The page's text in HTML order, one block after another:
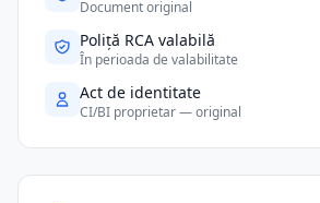
Document original
Poliță RCA valabilă
În perioada de valabilitate
Act de identitate
CI/BI proprietar — original